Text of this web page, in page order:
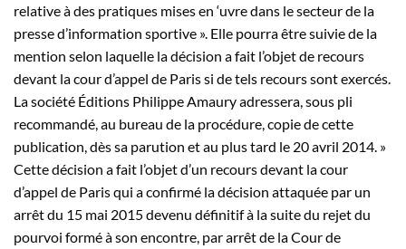
relative à des pratiques mises en ‘uvre dans le secteur de la
presse d’information sportive ». Elle pourra être suivie de la
mention selon laquelle la décision a fait l’objet de recours
devant la cour d’appel de Paris si de tels recours sont exercés.
La société Éditions Philippe Amaury adressera, sous pli
recommandé, au bureau de la procédure, copie de cette
publication, dès sa parution et au plus tard le 20 avril 2014. »
Cette décision a fait l’objet d’un recours devant la cour
d’appel de Paris qui a confirmé la décision attaquée par un
arrêt du 15 mai 2015 devenu définitif à la suite du rejet du
pourvoi formé à son encontre, par arrêt de la Cour de